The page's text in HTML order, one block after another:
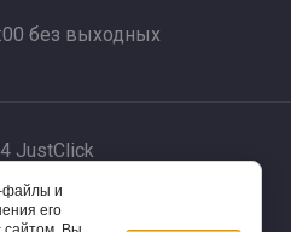
без выходных
JustClick
by
файлы и
его